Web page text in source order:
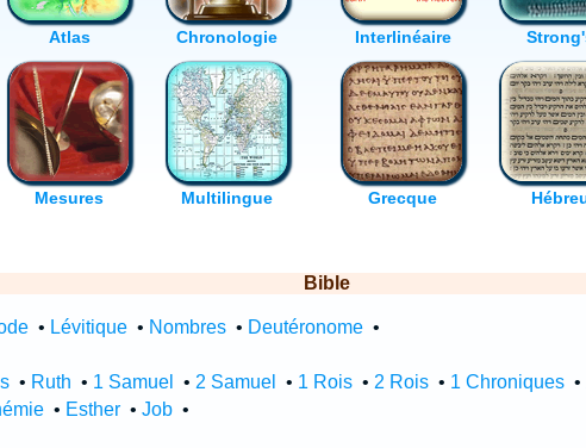
Bible
• Lévitique • Nombres • Deutéronome •
• Ruth • 1 Samuel • 2 Samuel • 1 Rois • 2 Rois • 1 Chroniques •
• Esther • Job •